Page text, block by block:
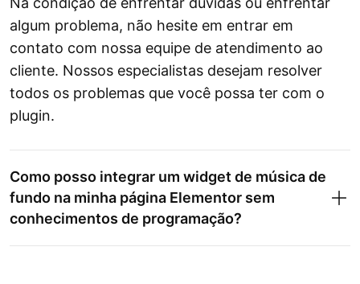
algum problema, não hesite em entrar em
contato com nossa equipe de atendimento ao
cliente. Nossos especialistas desejam resolver
todos os problemas que você possa ter com o
plugin.
Como posso integrar um widget de música de
fundo na minha página Elementor sem
conhecimentos de programação?